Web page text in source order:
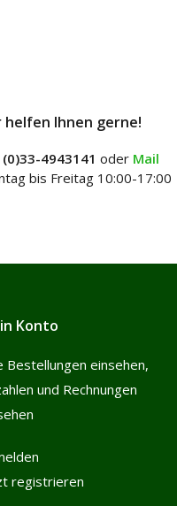
helfen Ihnen gerne!
4943141 oder Mail
bis Freitag 10:00-17:00
Konto
Bestellungen einsehen,
und Rechnungen
registrieren